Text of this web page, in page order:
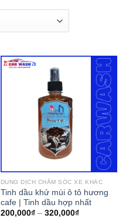
DUNG DỊCH CHĂM SÓC XE KHÁC
Tinh dầu khử mùi ô tô hương
cafe | Tinh dầu hợp nhất
200,000₫– 320,000₫